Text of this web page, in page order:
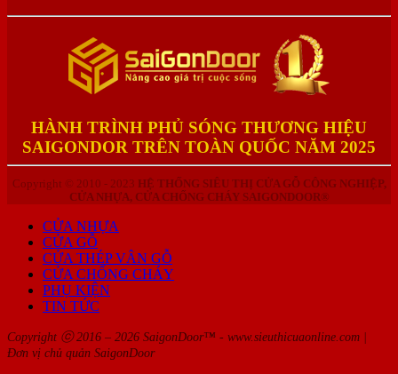
HÀNH TRÌNH PHỦ SÓNG THƯƠNG HIỆU
SAIGONDOR TRÊN TOÀN QUỐC NĂM 2025
Copyright © 2010 - 2023 HỆ THỐNG SIÊU THỊ CỬA GỖ CÔNG NGHIỆP,
CỬA NHỰA, CỬA CHỐNG CHÁY SAIGONDOOR®
CỬA NHỰA
CỬA GỖ
CỬA THÉP VÂN GỖ
CỬA CHỐNG CHÁY
PHỤ KIỆN
TIN TỨC
Copyright ⓒ 2016 – 2026 SaigonDoor™ - www.sieuthicuaonline.com |
Đơn vị chủ quản SaigonDoor